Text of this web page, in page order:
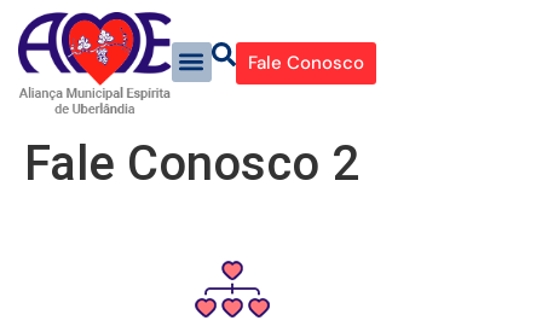
Fale Conosco
Fale Conosco 2